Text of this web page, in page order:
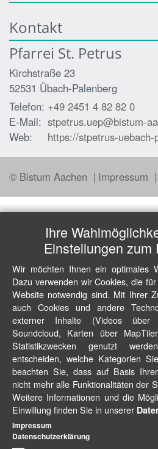
Kontakt
Pfarrei St. Petrus
Kirchstraße 23
52531 Übach-Palenberg
Telefon: +49 2451 4 82 82 0
E-Mail: stpetrus.uep@bistum-
Web:
https://stpetrus-uebach-
© Bistum Aachen Impressum
Ihre
Einstellungen zum
Wir möchten Ihnen ein optimales
Dazu verwenden wir Cookies, die
Website notwendig sind. Mit Ihrer
auch Cookies und andere
externer Inhalte (Videos über
Soundcloud, Karten über
Statistikzwecken genutzt
entscheiden, welche Kategorien
beachten Sie, dass auf Basis
nicht mehr alle Funktionalitäten der
Weitere Informationen und die
Einwillung finden Sie in unserer
Impressum
Datenschutzerklärung